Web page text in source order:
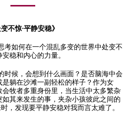
变不惊·平静安稳》
如何在一个混乱多变的世界中处变不
稳和内心的力量。
候，会想到什么画面？是否脑海中会
躺在沙滩一副轻松的样子？作为女
牧者多重身份里，当生活中太多繁杂
其来发生的事，夹杂小孩彼此之间的
，发现要平静安稳对我而言太难了。